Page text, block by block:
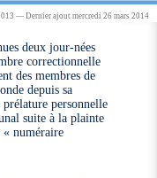
— Dernier ajout mercredi 26 mars 2014
deux jour-nées
correctionnelle
des membres de
depuis sa
personnelle
suite à la plainte
« numéraire